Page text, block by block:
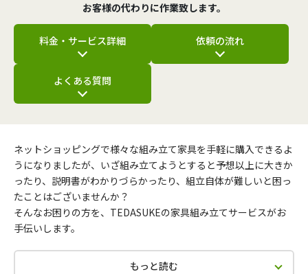
お客様の代わりに作業致します。
料金・サービス詳細 依頼の流れ
よくある質問
ネットショッピングで様々な組み立て家具を手軽に購入できるよ
うになりましたが、いざ組み立てようとすると予想以上に大きか
ったり、説明書がわかりづらかったり、組立自体が難しいと困っ
たことはございませんか？
そんなお困りの方を、TEDASUKEの家具組み立てサービスがお
手伝いします。
もっと読む